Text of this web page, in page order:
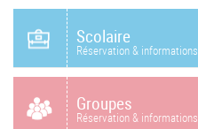
Scolaire
Réservation & informations
Groupes
Réservation & informations